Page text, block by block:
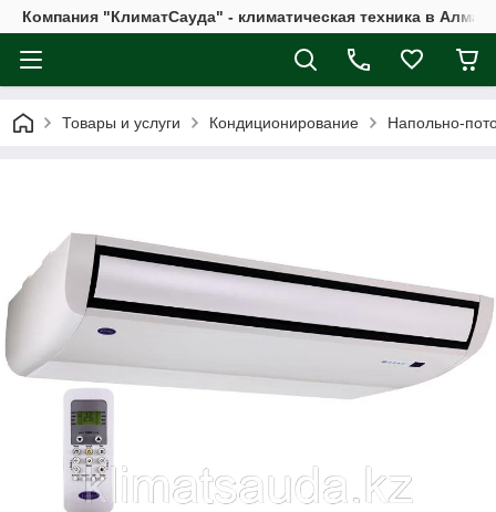
Компания "КлиматСауда" - климатическая техника в
Товары и услуги Кондиционирование Напольно-